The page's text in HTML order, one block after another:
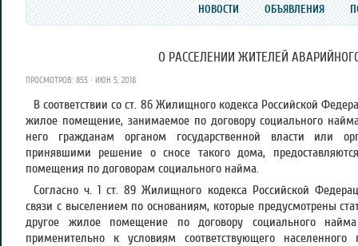
НОВОСТИ ОБЪЯВЛЕНИЯ
О РАССЕЛЕНИИ ЖИТЕЛЕЙ
ПРОСМОТРОВ: 855 · ИЮН 5, 2018
В соответствии со ст. 86 Жилищного кодекса Российской
жилое помещение, занимаемое по договору социального
него гражданам органом государственной власти или
принявшими решение о сносе такого дома,
помещения по договорам социального найма.
Согласно ч. 1 ст. 89 Жилищного кодекса Российской
связи с выселением по основаниям, которые предусмотрены
другое жилое помещение по договору социального
применительно к условиям соответствующего